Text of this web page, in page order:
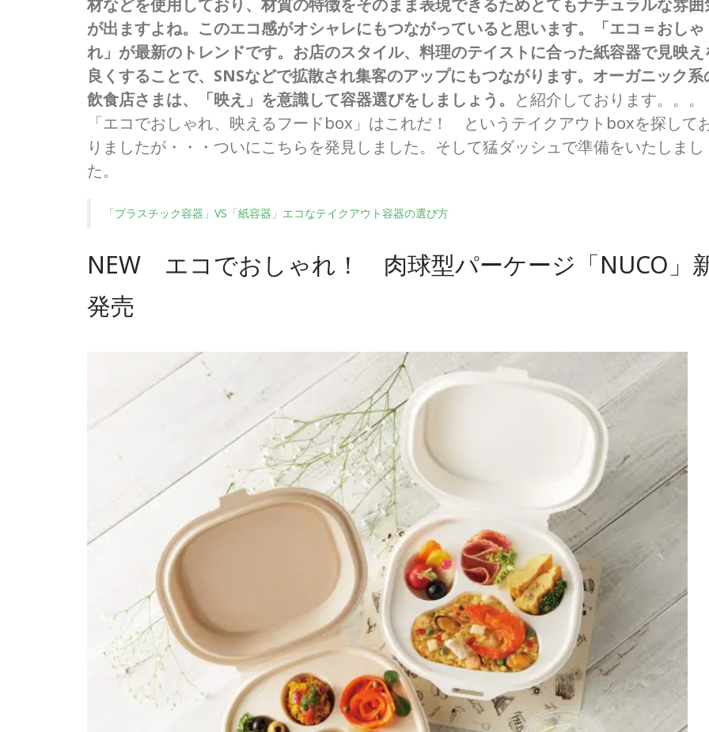
が出ますよね。このエコ感がオシャレにもつながっていると思います。「エコ＝おしゃ
れ」が最新のトレンドです。お店のスタイル、料理のテイストに合った紙容器で見映え
良くすることで、SNSなどで拡散され集客のアップにもつながります。オーガニック系
飲食店さまは、「映え」を意識して容器選びをしましょう。 と紹介しております。。。
「エコでおしゃれ、映えるフードbox」はこれだ！ というテイクアウトboxを探して
りましたが・・・ついにこちらを発見しました。そして猛ダッシュで準備をいたしまし
た。
「プラスチック容器」VS「紙容器」エコなテイクアウト容器の選び方
NEW エコでおしゃれ！ 肉球型パーケージ「NUCO」
発売